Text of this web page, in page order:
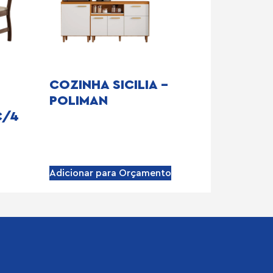
4
COZINHA SICILIA –
POLIMAN
Adicionar para Orçamento